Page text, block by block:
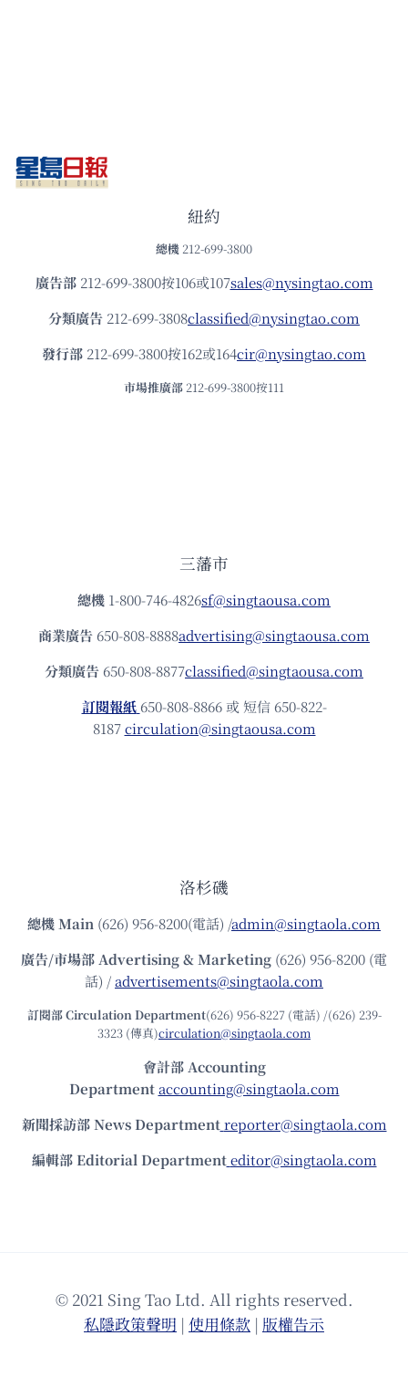
紐約
總機 212-699-3800
廣告部212-699-3800按106或107sales@nysingtao.com
分類廣告 212-699-3808classified@nysingtao.com
發⾏部 212-699-3800按162或164cir@nysingtao.com
市場推廣部 212-699-3800按111
三藩市
總機 1-800-746-4826sf@singtaousa.com
商業廣告 650-808-8888advertising@singtaousa.com
分類廣告 650-808-8877classified@singtaousa.com
訂閱報紙 650-808-8866 或 短信 650-822-
8187circulation@singtaousa.com
洛杉磯
總機Main (626) 956-8200(電話) /admin@singtaola.com
廣告/市場部Advertising & Marketing (626) 956-8200 (電
話) /advertisements@singtaola.com
訂閱部 Circulation Department(626) 956-8227 (電話) /(626) 239-
3323 (傳真)circulation@singtaola.com
會計部 Accounting
Department accounting@singtaola.com
新聞採訪部 News Department reporter@singtaola.com
編輯部 Editorial Department editor@singtaola.com
© 2021 Sing Tao Ltd. All rights reserved.
私隱政策聲明 | 使⽤條款 | 版權告⽰